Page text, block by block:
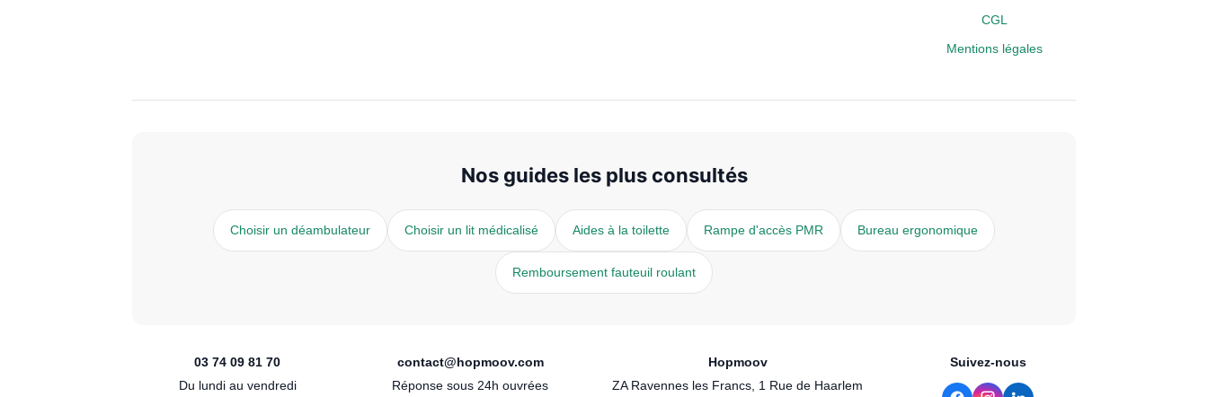
CGL
Mentions légales
Nos guides les plus consultés
Choisir un déambulateur Choisir un lit médicalisé Aides à la toilette Rampe d'accès PMR Bureau ergonomique
Remboursement fauteuil roulant
03 74 09 81 70
Du lundi au vendredi
contact@hopmoov.com
Réponse sous 24h ouvrées
Hopmoov
ZA Ravennes les Francs, 1 Rue de Haarlem
Suivez-nous